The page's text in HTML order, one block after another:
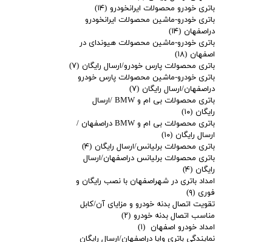
باتری خودرو محصولات ایرانخودرو (۱۴)
باتری خودرو-ماشین محصولات ایرانخودرو
دراصفهان (۱۴)
باتری خودرو-ماشین محصولات هیوندای در
اصفهان (۱۸)
باتری محصولات پارس خودرو/ارسال رایگان (۷)
باتری خودرو-ماشین محصولات پارس خودرو
دراصفهان/ارسال رایگان (۷)
باتری محصولات بی ام و BMW /ارسال
رایگان (۱۰)
باتری محصولات بی ام و BMW دراصفهان /
ارسال رایگان (۱۰)
باتری محصولات برلیانس/ارسال رایگان (۴)
باتری محصولات برلیانس دراصفهان/ارسال
رایگان (۴)
امداد باتری در شهراصفهان با نصب رایگان و
فوری (۹)
تقویت اتصال بدنه خودرو و مزایای آن/کابل
مناسب اتصال بدنه خودرو (۲)
امداد خودرو اصفهان (۱)
نمایندگی باتری وایا دراصفهان/ارسال رایگان